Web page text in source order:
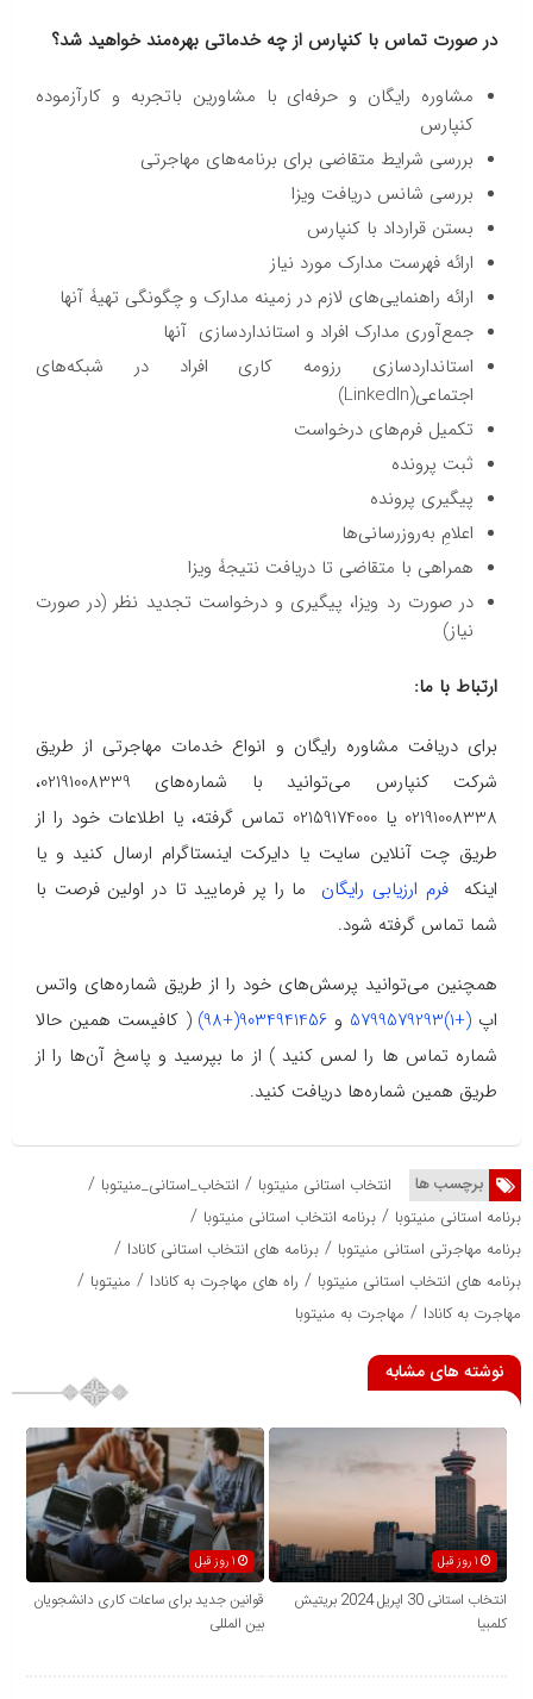
در صورت تماس با کنپارس از چه خدماتی بهره‌مند خواهید شد؟
مشاوره رایگان و حرفه‌ای با مشاورین باتجربه و کارآزموده
کنپارس
بررسی شرایط متقاضی برای برنامه‌های مهاجرتی
بررسی شانس دریافت ویزا
بستن قرارداد با کنپارس
ارائه فهرست مدارک مورد نیاز
ارائه راهنمایی‌های لازم در زمینه مدارک و چگونگی تهیۀ آنها
جمع‌آوری مدارک افراد و استانداردسازی آنها
استانداردسازی رزومه کاری افراد در شبکه‌های
اجتماعی(LinkedIn)
تکمیل فرم‌های درخواست
ثبت پرونده
پیگیری پرونده
اعلامِ به‌روزرسانی‌ها
همراهی با متقاضی تا دریافت نتیجۀ ویزا
در صورت رد ویزا، پیگیری و درخواست تجدید نظر (در صورت
نیاز)
ارتباط با ما:
برای دریافت مشاوره رایگان و انواع خدمات مهاجرتی از طریق
شرکت کنپارس می‌توانید با شماره‌های 02191008339،
02191008338 یا 02159174000 تماس گرفته، یا اطلاعات خود را از
طریق چت آنلاین سایت یا دایرکت اینستاگرام ارسال کنید و یا
اینکهفرم ارزیابی رایگان
ما را پر فرمایید تا در اولین فرصت با
شما تماس گرفته شود.
همچنین می‌توانید پرسش‌های خود را از طریق شماره‌های واتس
اپ (+1)5799579293 و 9034941456(+98)
( کافیست همین حالا
شماره تماس ها را لمس کنید ) از ما بپرسید و پاسخ آن‌ها را از
طریق همین شماره‌ها دریافت کنید.
برچسب ها انتخاب استانی منیتوبا / انتخاب_استانی_منیتوبا /
برنامه استانی منیتوبا / برنامه انتخاب استانی منیتوبا /
برنامه مهاجرتی استانی منیتوبا / برنامه های انتخاب استانی کانادا /
برنامه های انتخاب استانی منیتوبا / راه های مهاجرت به کانادا / منیتوبا /
مهاجرت به کانادا / مهاجرت به منیتوبا
نوشته های مشابه
1 روز قبل
انتخاب استانی 30 اپریل 2024 بریتیش
کلمبیا
قوانین جدید برای ساعات کاری دانشجویان
بین المللی